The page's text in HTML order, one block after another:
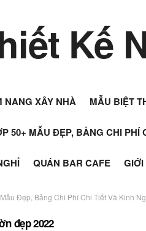
NANG XÂY NHÀ MẪU BIỆT
50+ MẪU ĐẸP, BẢNG CHI
QUÁN BAR CAFE GIỚI
Đẹp, Bảng Chi Phí Chi Tiết Và Kinh
đẹp 2022